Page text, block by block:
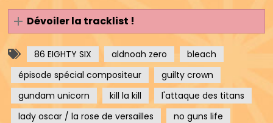
Dévoiler la tracklist !
86 EIGHTY SIX aldnoah zero
bleach
épisode spécial compositeur
guilty crown
gundam unicorn
kill la kill
l'attaque des titans
lady oscar / la rose de versailles
no guns life